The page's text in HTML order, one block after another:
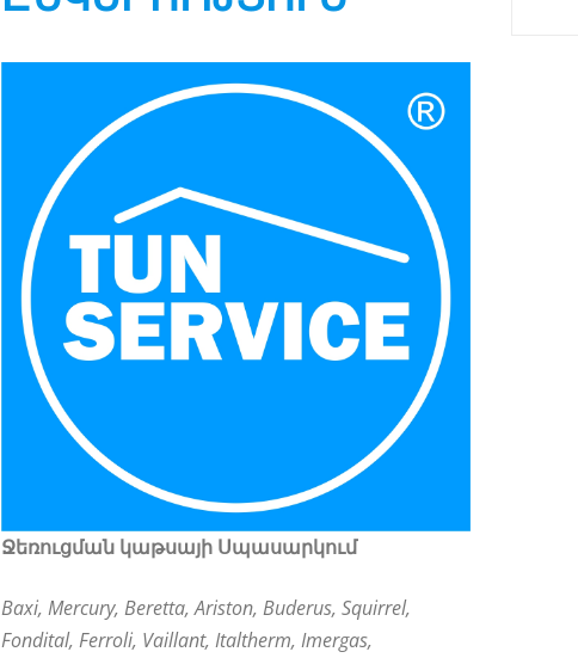
Ջեռուցման կաթսայի Սպասարկում
Baxi, Mercury, Beretta, Ariston, Buderus, Squirrel,
Fondital, Ferroli, Vaillant, Italtherm, Imergas,